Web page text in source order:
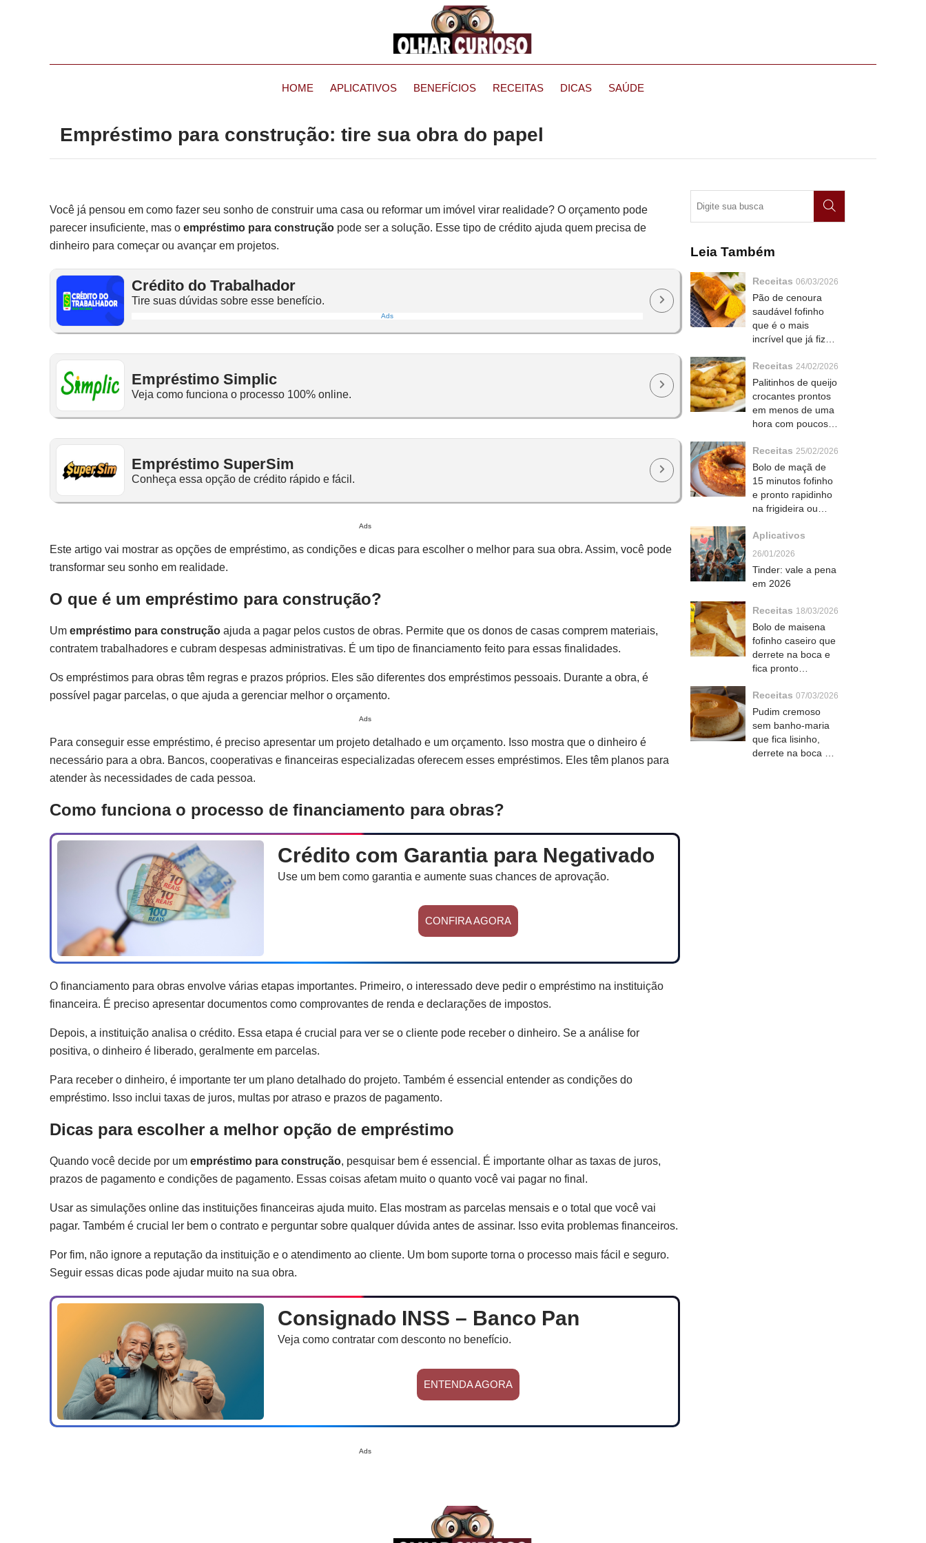
HOME APLICATIVOS BENEFÍCIOS RECEITAS DICAS SAÚDE
Empréstimo para construção: tire sua obra do papel
Você já pensou em como fazer seu sonho de construir uma casa ou reformar um imóvel virar realidade? O orçamento pode
parecer insuficiente, mas o empréstimo para construção pode ser a solução. Esse tipo de crédito ajuda quem precisa de
dinheiro para começar ou avançar em projetos.
Crédito do Trabalhador
Tire suas dúvidas sobre esse benefício.
Ads
Empréstimo Simplic
Veja como funciona o processo 100% online.
Empréstimo SuperSim
Conheça essa opção de crédito rápido e fácil.
Ads
Este artigo vai mostrar as opções de empréstimo, as condições e dicas para escolher o melhor para sua obra. Assim, você pode
transformar seu sonho em realidade.
O que é um empréstimo para construção?
Um empréstimo para construção ajuda a pagar pelos custos de obras. Permite que os donos de casas comprem materiais,
contratem trabalhadores e cubram despesas administrativas. É um tipo de financiamento feito para essas finalidades.
Os empréstimos para obras têm regras e prazos próprios. Eles são diferentes dos empréstimos pessoais. Durante a obra, é
possível pagar parcelas, o que ajuda a gerenciar melhor o orçamento.
Ads
Para conseguir esse empréstimo, é preciso apresentar um projeto detalhado e um orçamento. Isso mostra que o dinheiro é
necessário para a obra. Bancos, cooperativas e financeiras especializadas oferecem esses empréstimos. Eles têm planos para
atender às necessidades de cada pessoa.
Como funciona o processo de financiamento para obras?
Crédito com Garantia para Negativado
Use um bem como garantia e aumente suas chances de aprovação.
CONFIRA AGORA
O financiamento para obras envolve várias etapas importantes. Primeiro, o interessado deve pedir o empréstimo na instituição
financeira. É preciso apresentar documentos como comprovantes de renda e declarações de impostos.
Depois, a instituição analisa o crédito. Essa etapa é crucial para ver se o cliente pode receber o dinheiro. Se a análise for
positiva, o dinheiro é liberado, geralmente em parcelas.
Para receber o dinheiro, é importante ter um plano detalhado do projeto. Também é essencial entender as condições do
empréstimo. Isso inclui taxas de juros, multas por atraso e prazos de pagamento.
Dicas para escolher a melhor opção de empréstimo
Quando você decide por um empréstimo para construção, pesquisar bem é essencial. É importante olhar as taxas de juros,
prazos de pagamento e condições de pagamento. Essas coisas afetam muito o quanto você vai pagar no final.
Usar as simulações online das instituições financeiras ajuda muito. Elas mostram as parcelas mensais e o total que você vai
pagar. Também é crucial ler bem o contrato e perguntar sobre qualquer dúvida antes de assinar. Isso evita problemas financeiros.
Por fim, não ignore a reputação da instituição e o atendimento ao cliente. Um bom suporte torna o processo mais fácil e seguro.
Seguir essas dicas pode ajudar muito na sua obra.
Consignado INSS – Banco Pan
Veja como contratar com desconto no benefício.
ENTENDA AGORA
Ads
Leia Também
Receitas 06/03/2026
Pão de cenoura
saudável fofinho
que é o mais
incrível que já fiz
sementes por cima
Receitas 24/02/2026
Palitinhos de queijo
crocantes prontos
em menos de uma
hora com poucos
Receitas 25/02/2026
Bolo de maçã de
15 minutos fofinho
e pronto rapidinho
na frigideira ou
Aplicativos
26/01/2026
Tinder: vale a pena
em 2026
Receitas 18/03/2026
Bolo de maisena
fofinho caseiro que
derrete na boca e
fica pronto
Receitas 07/03/2026
Pudim cremoso
sem banho-maria
que fica lisinho,
derrete na boca e